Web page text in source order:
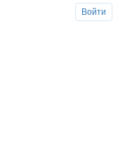
Войти